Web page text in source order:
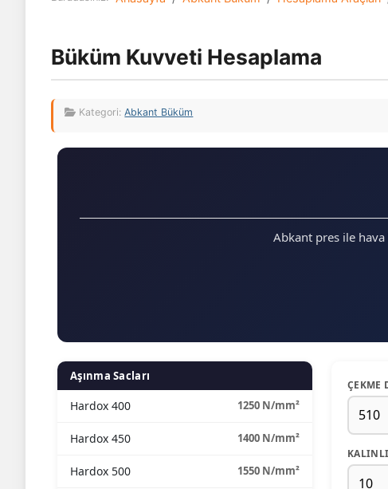
Büküm Kuvveti Hesaplama
Kategori:Abkant Büküm
Abkant pres ile
Aşınma Sacları
Hardox 400 1250 N/mm²
Hardox 450 1400 N/mm²
Hardox 500 1550 N/mm²
ÇEKME